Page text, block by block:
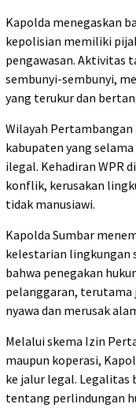
Kapolda menegaskan
kepolisian memiliki
pengawasan. Aktivitas
sembunyi-sembunyi,
yang terukur dan
Wilayah
kabupaten yang
ilegal. Kehadiran WPR
konflik, kerusakan
tidak manusiawi.
Kapolda Sumbar
kelestarian lingkungan
bahwa penegakan
pelanggaran,
nyawa dan merusak
Melalui skema Izin
maupun koperasi,
ke jalur legal. Legalitas
tentang perlindungan